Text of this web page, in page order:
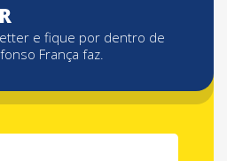
e fique por dentro de
França faz.